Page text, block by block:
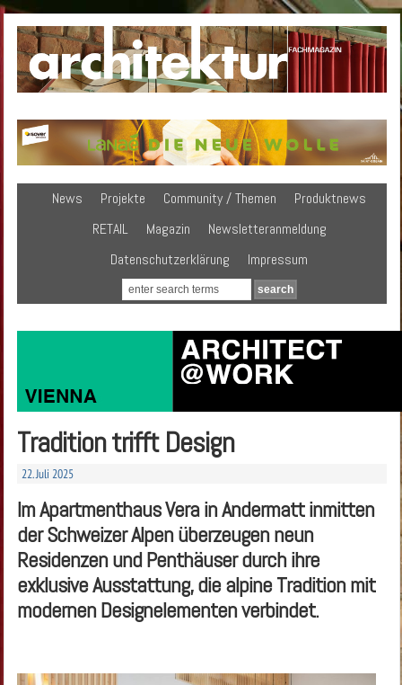
News Projekte Community / Themen
Produktnews
RETAIL
Magazin
Newsletteranmeldung
Datenschutzerklärung
Impressum
Tradition trifft Design
22. Juli 2025
Im Apartmenthaus Vera in Andermatt inmitten
der Schweizer Alpen überzeugen neun
Residenzen und Penthäuser durch ihre
exklusive Ausstattung, die alpine Tradition mit
modernen Designelementen verbindet.